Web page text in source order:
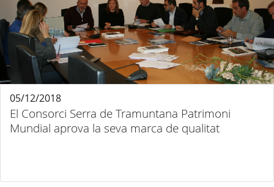
El Consorci Serra de Tramuntana Patrimoni
Mundial aprova la seva marca de qualitat
05/12/2018